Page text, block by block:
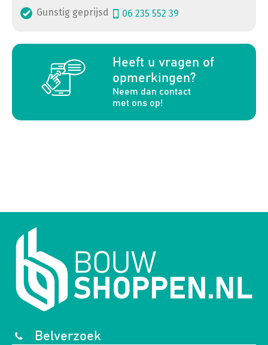
Gunstig geprijsd
06 235 552 39
Heeft u vragen of
opmerkingen?
Neem dan contact
met ons op!
a
Belverzoek